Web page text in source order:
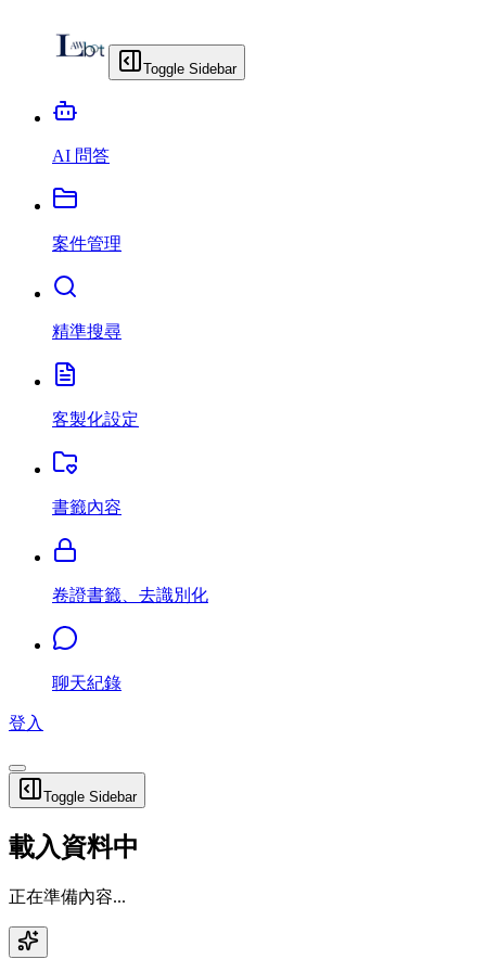
Toggle Sidebar
AI 問答
案件管理
精準搜尋
客製化設定
書籤內容
卷證書籤、去識別化
聊天紀錄
登入
Toggle Sidebar
載入資料中
正在準備內容...